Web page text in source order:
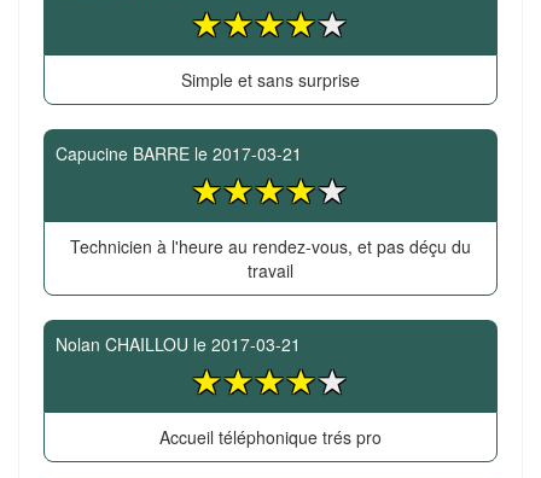
Simple et sans surprise
Capucine BARRE le 2017-03-21
Technicien à l'heure au rendez-vous, et pas déçu du
travail
Nolan CHAILLOU le 2017-03-21
Accueil téléphonique trés pro